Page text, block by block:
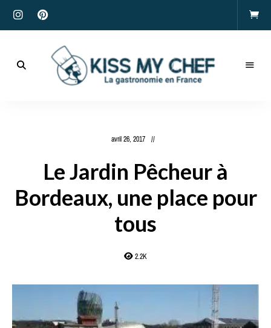
avril 26, 2017
Le Jardin Pêcheur à
Bordeaux, une place pour
tous
2.2K